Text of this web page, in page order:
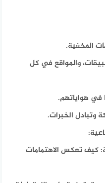
المخفية.
والمواقع في كل
هواياتهم.
وتبادل الخبرات.
كيف تعكس الاهتمامات